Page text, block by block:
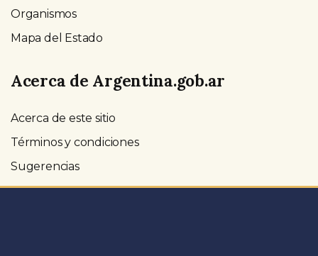
Organismos
Mapa del Estado
Acerca de Argentina.gob.ar
Acerca de este sitio
Términos y condiciones
Sugerencias